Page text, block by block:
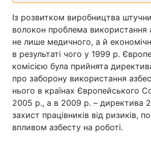
Із розвитком виробництва
волокон проблема використання
не лише медичного, а й
в результаті чого у 1999 р.
комісією була прийнята
про заборону використання
нього в країнах Європейського
2005 р., а в 2009 р. – директива
захист працівників від ризиків,
впливом азбесту на роботі.